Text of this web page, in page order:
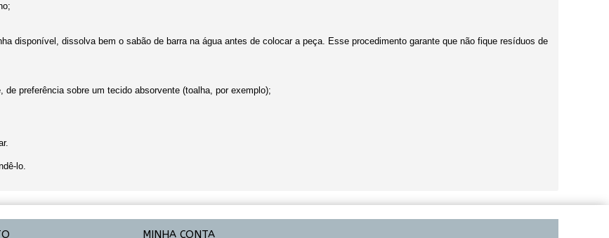
disponível, dissolva bem o sabão de barra na água antes de colocar a peça. Esse procedimento garante que não fique resíduos de
preferência sobre um tecido absorvente (toalha, por exemplo);
lo.
MINHA CONTA